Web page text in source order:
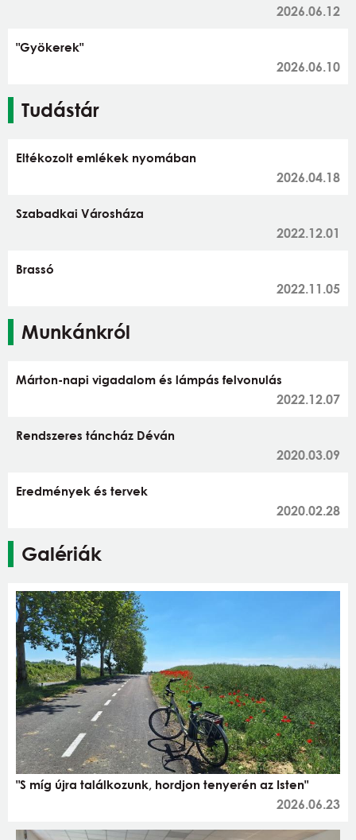
2026.06.12
"Gyökerek"
2026.06.10
Tudástár
Eltékozolt emlékek nyomában
2026.04.18
Szabadkai Városháza
2022.12.01
Brassó
2022.11.05
Munkánkról
Márton-napi vigadalom és lámpás felvonulás
2022.12.07
Rendszeres táncház Déván
2020.03.09
Eredmények és tervek
2020.02.28
Galériák
"S míg újra találkozunk, hordjon tenyerén az Isten"
2026.06.23